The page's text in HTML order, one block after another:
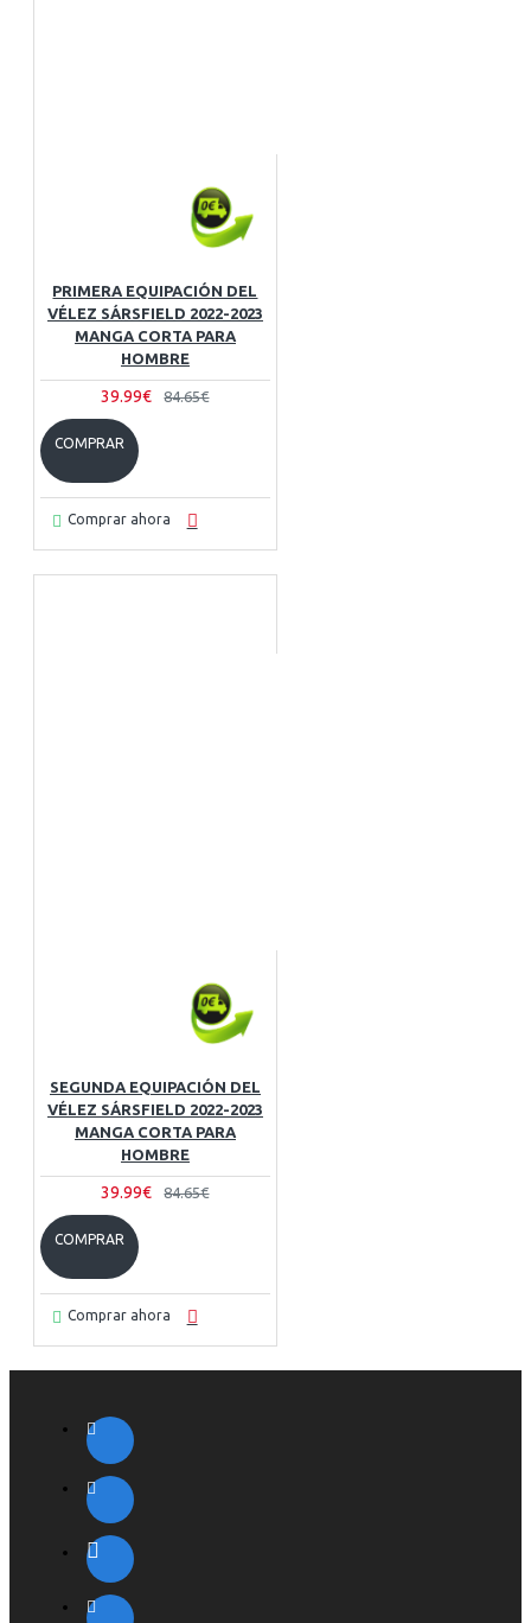
PRIMERA EQUIPACIÓN DEL
VÉLEZ SÁRSFIELD 2022-2023
MANGA CORTA PARA
HOMBRE
39.99€ 84.65€
COMPRAR
Comprar ahora
SEGUNDA EQUIPACIÓN DEL
VÉLEZ SÁRSFIELD 2022-2023
MANGA CORTA PARA
HOMBRE
39.99€ 84.65€
COMPRAR
Comprar ahora